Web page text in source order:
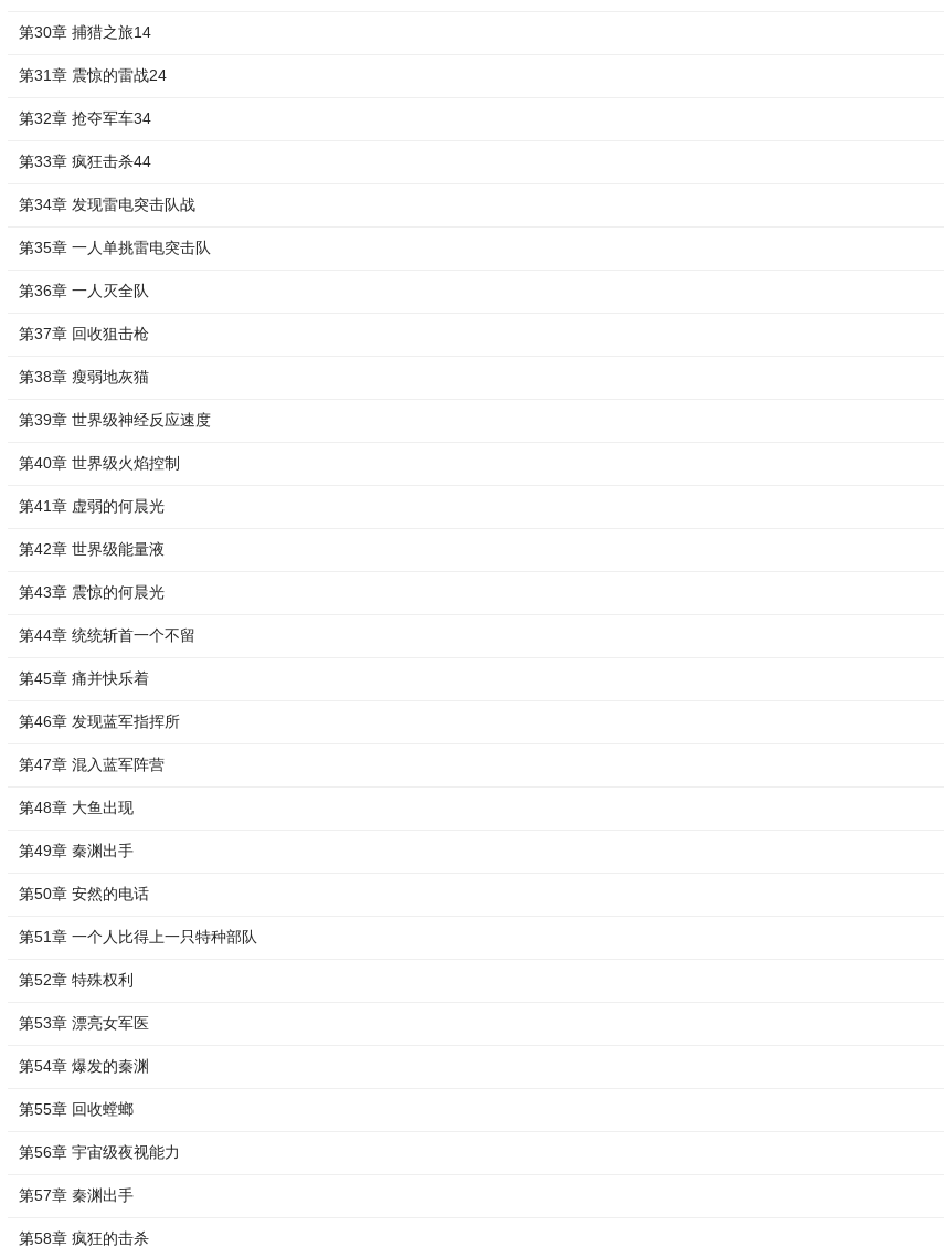
第30章 捕猎之旅14
第31章 震惊的雷战24
第32章 抢夺军车34
第33章 疯狂击杀44
第34章 发现雷电突击队战
第35章 一人单挑雷电突击队
第36章 一人灭全队
第37章 回收狙击枪
第38章 瘦弱地灰猫
第39章 世界级神经反应速度
第40章 世界级火焰控制
第41章 虚弱的何晨光
第42章 世界级能量液
第43章 震惊的何晨光
第44章 统统斩首一个不留
第45章 痛并快乐着
第46章 发现蓝军指挥所
第47章 混入蓝军阵营
第48章 大鱼出现
第49章 秦渊出手
第50章 安然的电话
第51章 一个人比得上一只特种部队
第52章 特殊权利
第53章 漂亮女军医
第54章 爆发的秦渊
第55章 回收螳螂
第56章 宇宙级夜视能力
第57章 秦渊出手
第58章 疯狂的击杀